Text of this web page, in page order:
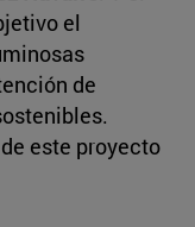
el
de
este proyecto